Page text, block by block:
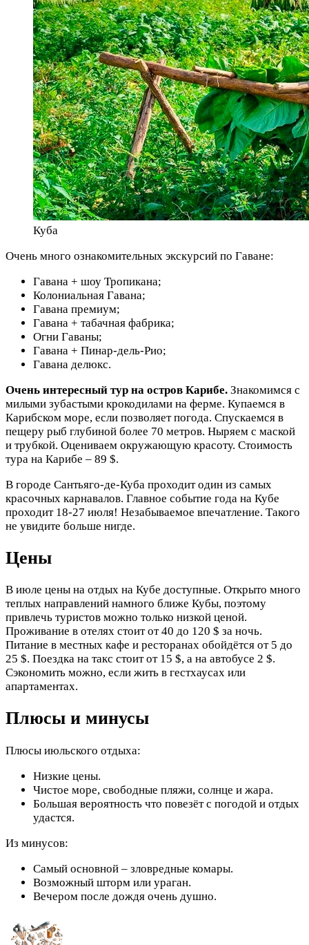
Куба
Очень много ознакомительных экскурсий по Гаване:
Гавана + шоу Тропикана;
Колониальная Гавана;
Гавана премиум;
Гавана + табачная фабрика;
Огни Гаваны;
Гавана + Пинар-дель-Рио;
Гавана делюкс.
Очень интересный тур на остров Карибе. Знакомимся с
милыми зубастыми крокодилами на ферме. Купаемся в
Карибском море, если позволяет погода. Спускаемся в
пещеру рыб глубиной более 70 метров. Ныряем с маской
и трубкой. Оцениваем окружающую красоту. Стоимость
тура на Карибе – 89 $.
В городе Сантьяго-де-Куба проходит один из самых
красочных карнавалов. Главное событие года на Кубе
проходит 18-27 июля! Незабываемое впечатление. Такого
не увидите больше нигде.
Цены
В июле цены на отдых на Кубе доступные. Открыто много
теплых направлений намного ближе Кубы, поэтому
привлечь туристов можно только низкой ценой.
Проживание в отелях стоит от 40 до 120 $ за ночь.
Питание в местных кафе и ресторанах обойдётся от 5 до
25 $. Поездка на такс стоит от 15 $, а на автобусе 2 $.
Сэкономить можно, если жить в гестхаусах или
апартаментах.
Плюсы и минусы
Плюсы июльского отдыха:
Низкие цены.
Чистое море, свободные пляжи, солнце и жара.
Большая вероятность что повезёт с погодой и отдых
удастся.
Из минусов:
Самый основной – зловредные комары.
Возможный шторм или ураган.
Вечером после дождя очень душно.